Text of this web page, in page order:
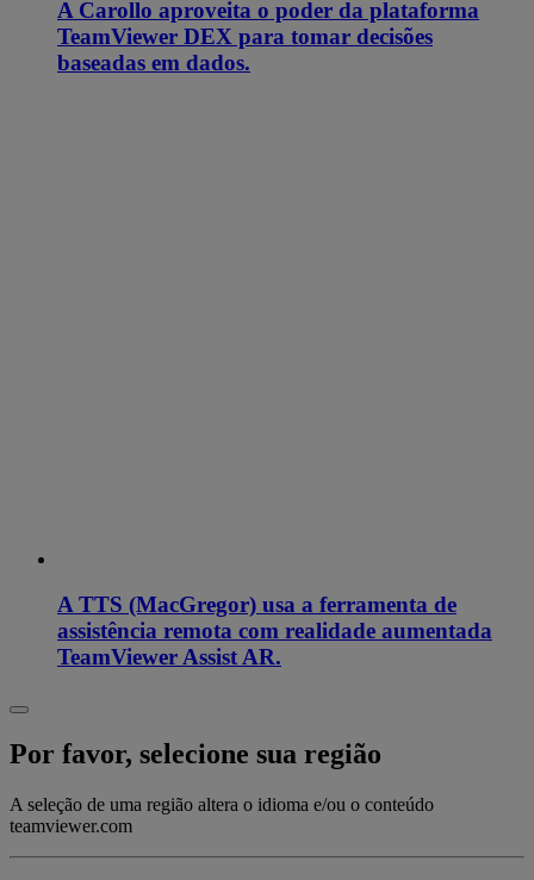
A Carollo aproveita o poder da plataforma
TeamViewer DEX para tomar decisões
baseadas em dados.
A TTS (MacGregor) usa a ferramenta de
assistência remota com realidade aumentada
TeamViewer Assist AR.
Por favor, selecione sua região
A seleção de uma região altera o idioma e/ou o conteúdo
teamviewer.com